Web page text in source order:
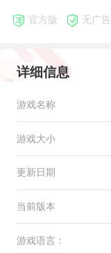
官方版 无广告
详细信息
游戏名称
游戏大小
更新日期
当前版本
游戏语言：